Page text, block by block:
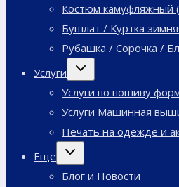
Костюм камуфляжный
Бушлат / Куртка
Рубашка / Сорочка /
Услуги
Переключить
дочернее
Услуги по пошиву
Услуги Машинная
Печать на одежде и
Еще
Переключить
дочернее
Блог и Новости